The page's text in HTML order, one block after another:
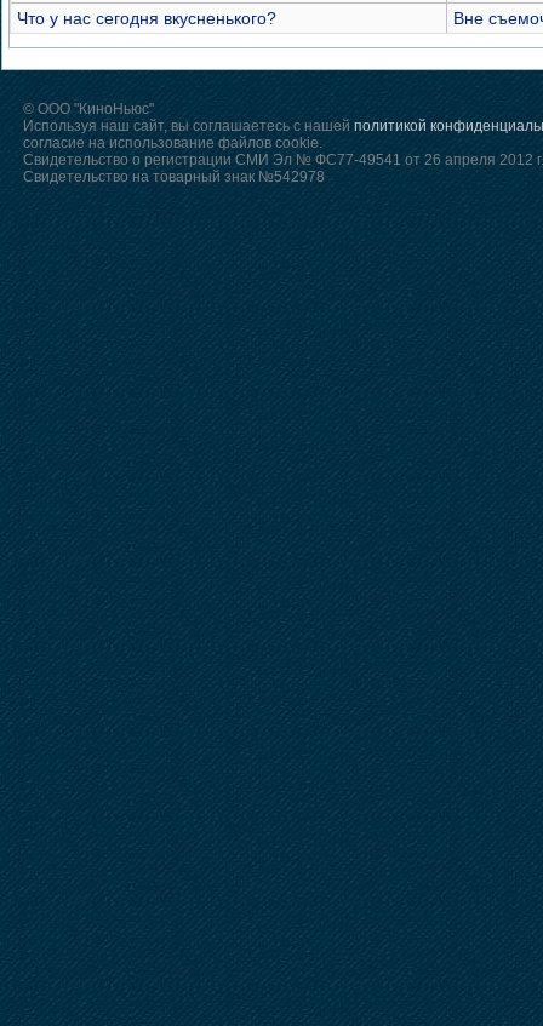
Что у нас сегодня вкусненького?
Вне
© ООО "КиноНьюс"
Используя наш сайт, вы соглашаетесь с нашей политикой
согласие на использование файлов cookie.
Свидетельство о регистрации СМИ Эл № ФС77-49541 от 26 апреля 2012 г.
Свидетельство на товарный знак №542978